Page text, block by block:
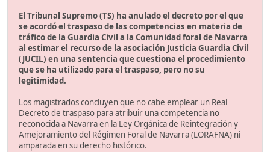
El Tribunal Supremo (TS) ha anulado el decreto por el que
se acordó el traspaso de las competencias en materia de
tráfico de la Guardia Civil a la Comunidad foral de Navarra
al estimar el recurso de la asociación Justicia Guardia Civil
(JUCIL) en una sentencia que cuestiona el procedimiento
que se ha utilizado para el traspaso, pero no su
legitimidad.
Los magistrados concluyen que no cabe emplear un Real
Decreto de traspaso para atribuir una competencia no
reconocida a Navarra en la Ley Orgánica de Reintegración y
Amejoramiento del Régimen Foral de Navarra (LORAFNA) ni
amparada en su derecho histórico.